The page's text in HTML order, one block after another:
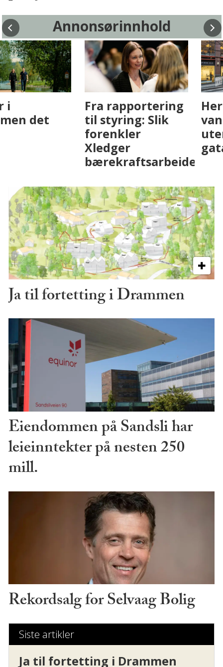
Annonsørinnhold
Fenistra endrer
eiendomsbransjen
med AI. Slik ser vi
Det er i
Drammen det
skjer
Ja til fortetting i Drammen
Eiendommen på Sandsli har
leieinntekter på nesten 250
mill.
Rekordsalg for Selvaag Bolig
Siste artikler
Ja til fortetting i Drammen